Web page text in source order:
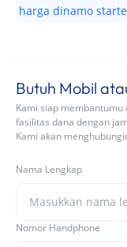
harga dinamo
Butuh Mobil
Kami siap
fasilitas dana dengan
Kami akan
Nama Lengkap
Nomor Handphone